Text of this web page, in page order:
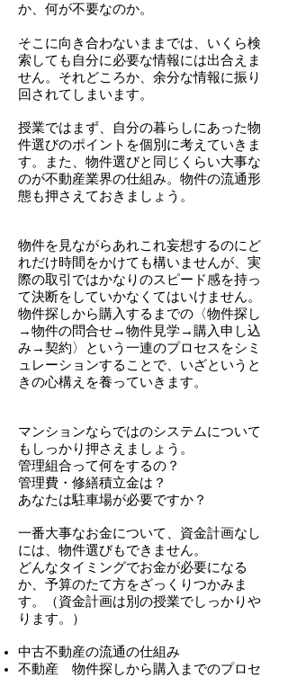
か、何が不要なのか。
そこに向き合わないままでは、いくら検
索しても自分に必要な情報には出合えま
せん。 それどころか、余分な情報に振り
回されてしまいます。
授業ではまず、自分の暮らしにあった物
件選びのポイントを個別に考えていきま
す。
また、物件選びと同じくらい大事な
のが不動産業界の仕組み。 物件の流通形
態も押さえておきましょう。
物件を見ながらあれこれ妄想するのにど
れだけ時間をかけても構いませんが、実
際の取引ではかなりのスピード感を持っ
て決断をしていかなくてはいけません。
物件探しから購入するまでの 〈物件探し
→物件の問合せ→物件見学→購入申し込
み→契約〉
という一連のプロセスをシミ
ュレーションすることで、いざというと
きの心構えを養っていきます。
マンションならではのシステムについて
もしっかり押さえましょう。
管理組合って何をするの？
管理費・修繕積立金は？
あなたは駐車場が必要ですか？
一番大事なお金について、 資金計画なし
には、物件選びもできません。
どんなタイミングでお金が必要になる
か、予算のたて方をざっくりつかみま
す。
（資金計画は別の授業でしっかりや
ります。）
中古不動産の流通の仕組み
不動産 物件探しから購入までのプロセ